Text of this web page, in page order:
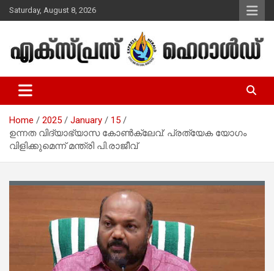
Skip
to
Saturday, August 8, 2026
Express Herald – Malayalam
Christian News
Home 2025 January
15
ഉന്നത വിദ്യാഭ്യാസ കോൺക്ലേവ്: പ്രത്യേക യോഗം
വിളിക്കുമെന്ന് മന്ത്രി പി.രാജീവ്‌